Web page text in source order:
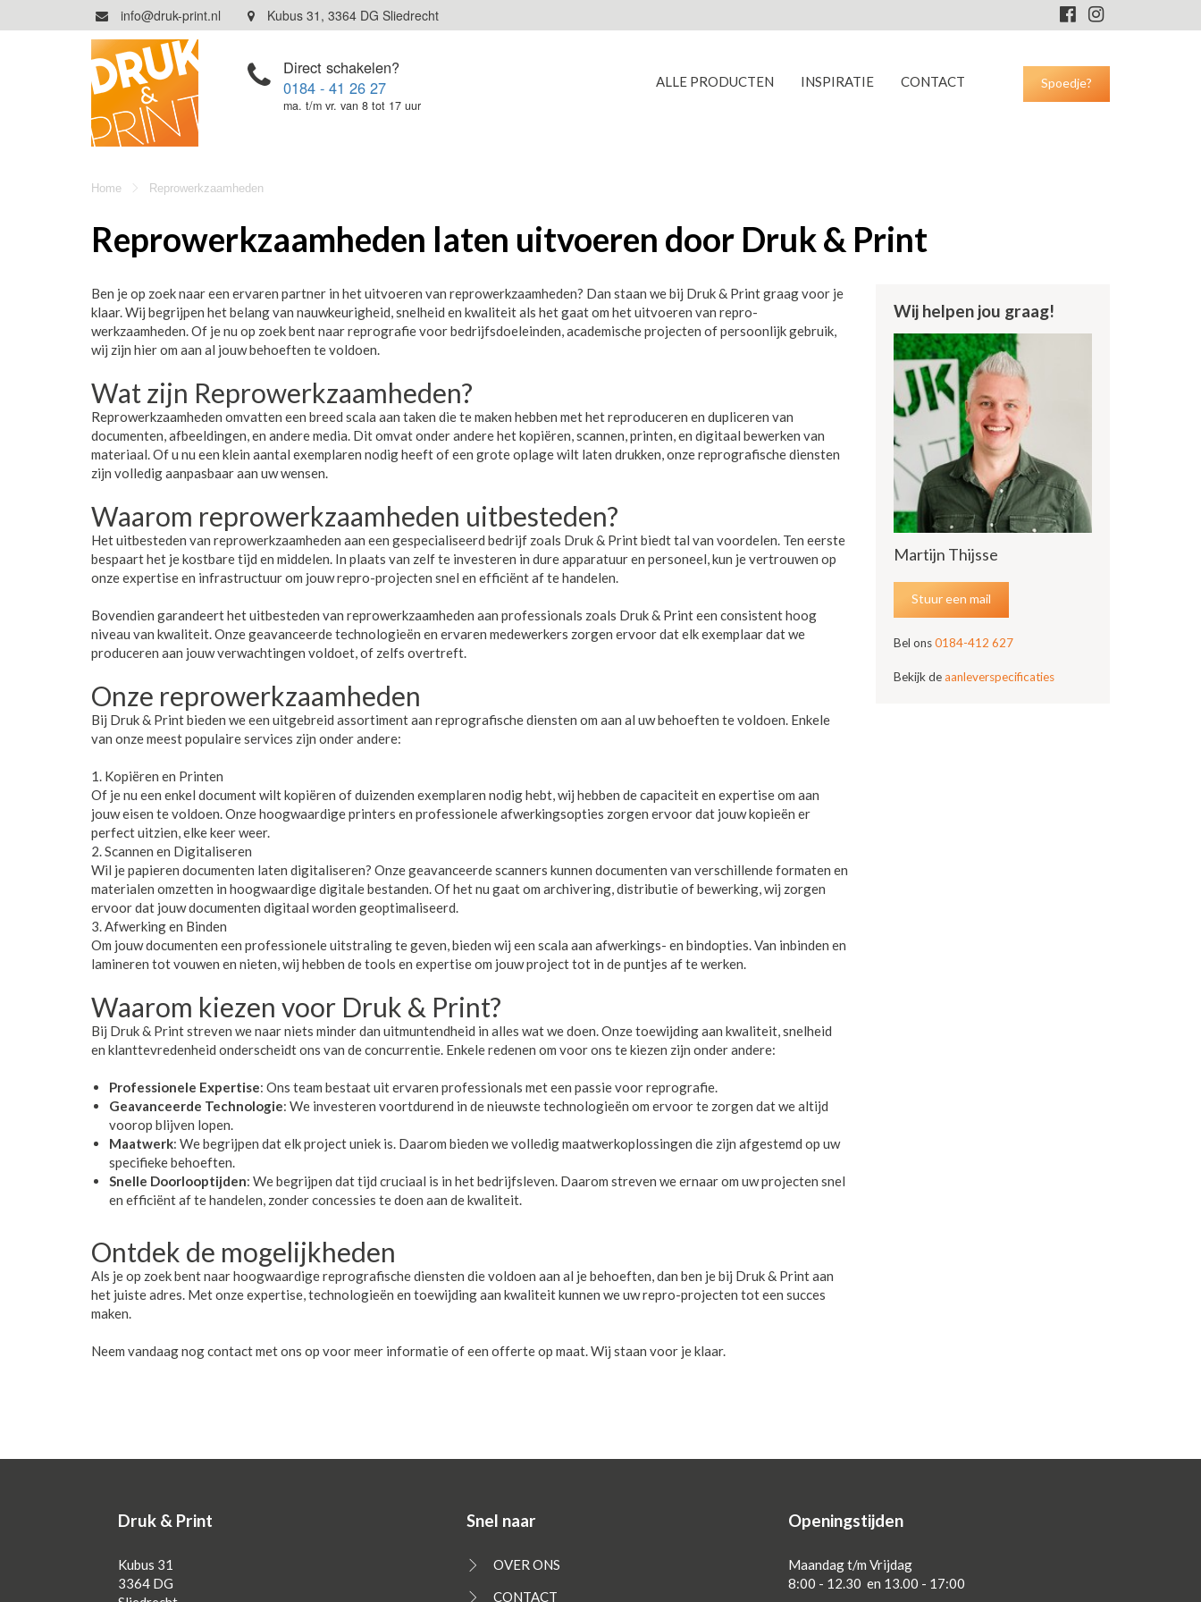
info@druk-print.nl Kubus 31, 3364 DG Sliedrecht
Direct schakelen?
0184 - 41 26 27
ma. t/m vr. van 8 tot 17 uur
ALLE PRODUCTEN INSPIRATIE CONTACT Spoedje?
Home Reprowerkzaamheden
Reprowerkzaamheden laten uitvoeren door Druk & Print
Ben je op zoek naar een ervaren partner in het uitvoeren van reprowerkzaamheden? Dan staan we bij Druk & Print graag voor je
klaar. Wij begrijpen het belang van nauwkeurigheid, snelheid en kwaliteit als het gaat om het uitvoeren van repro-
werkzaamheden. Of je nu op zoek bent naar reprografie voor bedrijfsdoeleinden, academische projecten of persoonlijk gebruik,
wij zijn hier om aan al jouw behoeften te voldoen.
Wat zijn Reprowerkzaamheden?
Reprowerkzaamheden omvatten een breed scala aan taken die te maken hebben met het reproduceren en dupliceren van
documenten, afbeeldingen, en andere media. Dit omvat onder andere het kopiëren, scannen, printen, en digitaal bewerken van
materiaal. Of u nu een klein aantal exemplaren nodig heeft of een grote oplage wilt laten drukken, onze reprografische diensten
zijn volledig aanpasbaar aan uw wensen.
Waarom reprowerkzaamheden uitbesteden?
Het uitbesteden van reprowerkzaamheden aan een gespecialiseerd bedrijf zoals Druk & Print biedt tal van voordelen. Ten eerste
bespaart het je kostbare tijd en middelen. In plaats van zelf te investeren in dure apparatuur en personeel, kun je vertrouwen op
onze expertise en infrastructuur om jouw repro-projecten snel en efficiënt af te handelen.
Bovendien garandeert het uitbesteden van reprowerkzaamheden aan professionals zoals Druk & Print een consistent hoog
niveau van kwaliteit. Onze geavanceerde technologieën en ervaren medewerkers zorgen ervoor dat elk exemplaar dat we
produceren aan jouw verwachtingen voldoet, of zelfs overtreft.
Onze reprowerkzaamheden
Bij Druk & Print bieden we een uitgebreid assortiment aan reprografische diensten om aan al uw behoeften te voldoen. Enkele
van onze meest populaire services zijn onder andere:
1. Kopiëren en Printen
Of je nu een enkel document wilt kopiëren of duizenden exemplaren nodig hebt, wij hebben de capaciteit en expertise om aan
jouw eisen te voldoen. Onze hoogwaardige printers en professionele afwerkingsopties zorgen ervoor dat jouw kopieën er
perfect uitzien, elke keer weer.
2. Scannen en Digitaliseren
Wil je papieren documenten laten digitaliseren? Onze geavanceerde scanners kunnen documenten van verschillende formaten en
materialen omzetten in hoogwaardige digitale bestanden. Of het nu gaat om archivering, distributie of bewerking, wij zorgen
ervoor dat jouw documenten digitaal worden geoptimaliseerd.
3. Afwerking en Binden
Om jouw documenten een professionele uitstraling te geven, bieden wij een scala aan afwerkings- en bindopties. Van inbinden en
lamineren tot vouwen en nieten, wij hebben de tools en expertise om jouw project tot in de puntjes af te werken.
Waarom kiezen voor Druk & Print?
Bij Druk & Print streven we naar niets minder dan uitmuntendheid in alles wat we doen. Onze toewijding aan kwaliteit, snelheid
en klanttevredenheid onderscheidt ons van de concurrentie. Enkele redenen om voor ons te kiezen zijn onder andere:
Professionele Expertise: Ons team bestaat uit ervaren professionals met een passie voor reprografie.
Geavanceerde Technologie: We investeren voortdurend in de nieuwste technologieën om ervoor te zorgen dat we altijd
voorop blijven lopen.
Maatwerk: We begrijpen dat elk project uniek is. Daarom bieden we volledig maatwerkoplossingen die zijn afgestemd op uw
specifieke behoeften.
Snelle Doorlooptijden: We begrijpen dat tijd cruciaal is in het bedrijfsleven. Daarom streven we ernaar om uw projecten snel
en efficiënt af te handelen, zonder concessies te doen aan de kwaliteit.
Ontdek de mogelijkheden
Als je op zoek bent naar hoogwaardige reprografische diensten die voldoen aan al je behoeften, dan ben je bij Druk & Print aan
het juiste adres. Met onze expertise, technologieën en toewijding aan kwaliteit kunnen we uw repro-projecten tot een succes
maken.
Neem vandaag nog contact met ons op voor meer informatie of een offerte op maat. Wij staan voor je klaar.
Wij helpen jou graag!
Martijn Thijsse
Stuur een mail
Bel ons0184-412 627
Bekijk deaanleverspecificaties
Druk & Print
Kubus 31
3364 DG
Snel naar
OVER ONS
CONTACT
Openingstijden
Maandag t/m Vrijdag
8:00 - 12.30 en 13.00 - 17:00